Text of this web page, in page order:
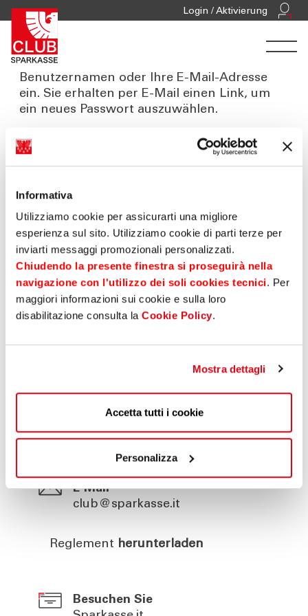
Informativa
Utilizziamo cookie per assicurarti una migliore
esperienza sul sito. Utilizziamo cookie di parti terze per
inviarti messaggi promozionali personalizzati.
Chiudendo la presente finestra si proseguirà nella
navigazione con l'utilizzo dei soli cookies tecnici. Per
maggiori informazioni sui cookie e sulla loro
disabilitazione consulta la Cookie Policy.
Mostra dettagli
Accetta tutti i cookie
Personalizza
Login / Aktivierung
Passwort vergessen
Passwort vergessen? Geben Sie Ihren
Benutzernamen oder Ihre E-Mail-Adresse
ein. Sie erhalten per E-Mail einen Link, um
ein neues Passwort auszuwählen.
Telefon
E-Mail
club@sparkasse.it
Reglement herunterladen
Besuchen Sie